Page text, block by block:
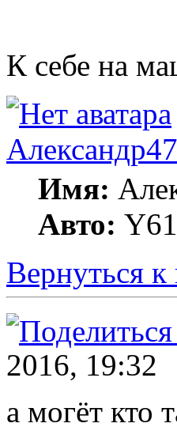
К себе на
Имя:
Авто:
Вернуться к
2016, 19:32
а могёт кто